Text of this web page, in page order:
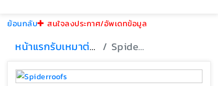
ย้อนกลับ สนใจลงประกาศ/อัพเดทข้อมูล
หน้าแรก รับเหมาต่อเติม Spiderroofs